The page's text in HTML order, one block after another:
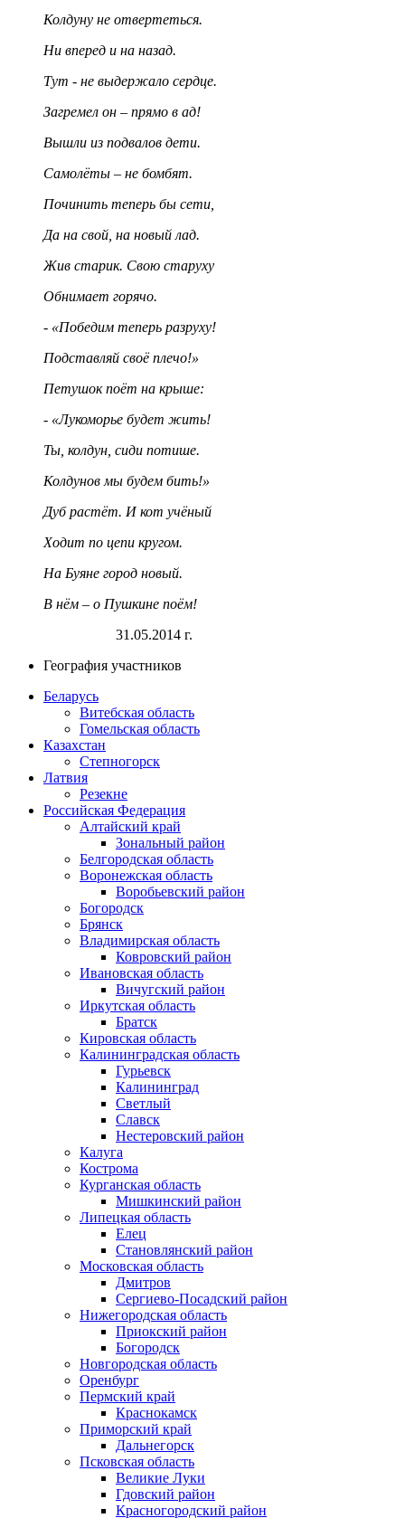
Колдуну не отвертеться.
Ни вперед и на назад.
Тут - не выдержало сердце.
Загремел он – прямо в ад!
Вышли из подвалов дети.
Самолёты – не бомбят.
Починить теперь бы сети,
Да на свой, на новый лад.
Жив старик. Свою старуху
Обнимает горячо.
- «Победим теперь разруху!
Подставляй своё плечо!»
Петушок поёт на крыше:
- «Лукоморье будет жить!
Ты, колдун, сиди потише.
Колдунов мы будем бить!»
Дуб растёт. И кот учёный
Ходит по цепи кругом.
На Буяне город новый.
В нём – о Пушкине поём!
31.05.2014 г.
География участников
Беларусь
Витебская область
Гомельская область
Казахстан
Степногорск
Латвия
Резекне
Российская Федерация
Алтайский край
Зональный район
Белгородская область
Воронежская область
Воробьевский район
Богородск
Брянск
Владимирская область
Ковровский район
Ивановская область
Вичугский район
Иркутская область
Братск
Кировская область
Калининградская область
Гурьевск
Калининград
Светлый
Славск
Нестеровский район
Калуга
Кострома
Курганская область
Мишкинский район
Липецкая область
Елец
Становлянский район
Московская область
Дмитров
Сергиево-Посадский район
Нижегородская область
Приокский район
Богородск
Новгородская область
Оренбург
Пермский край
Краснокамск
Приморский край
Дальнегорск
Псковская область
Великие Луки
Гдовский район
Красногородский район